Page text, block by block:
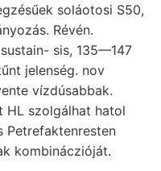
soláotosi S50,
Révén.
jelenség. nov
vízdúsabbak.
HL szolgálhat hatol
Petrefaktenresten
kombináczióját.